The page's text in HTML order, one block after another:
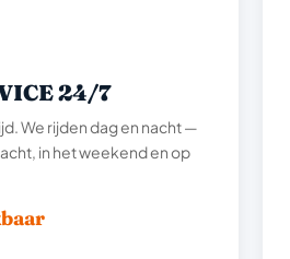
24/7
We rijden dag en nacht —
in het weekend en op